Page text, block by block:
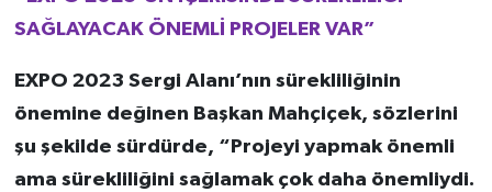
SAĞLAYACAK ÖNEMLİ PROJELER VAR”
EXPO 2023 Sergi Alanı’nın sürekliliğinin
önemine değinen Başkan Mahçiçek, sözlerini
şu şekilde sürdürde, “Projeyi yapmak önemli
ama sürekliliğini sağlamak çok daha önemliydi.